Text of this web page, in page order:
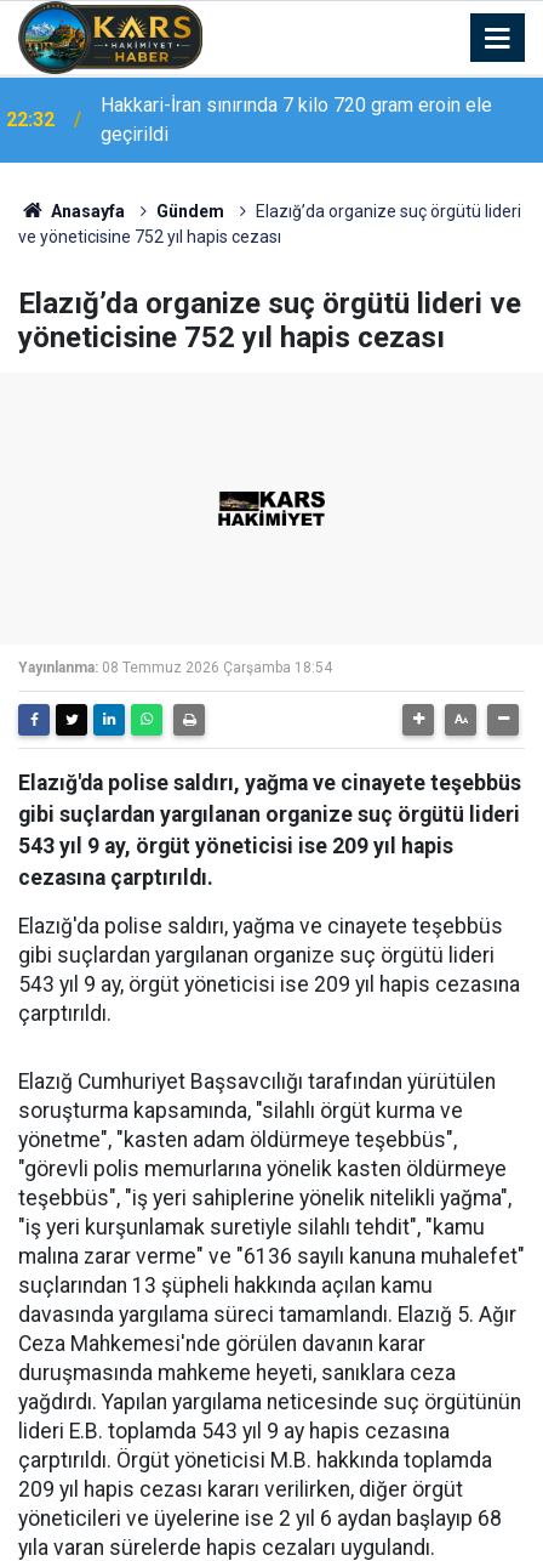
22:32
Hakkari-İran sınırında 7 kilo 720 gram eroin ele
geçirildi
21:02
Erzurum Adliyesi’nde yangın: 2 kişi dumandan
etkilendi
Anasayfa Gündem
Elazığ’da organize suç örgütü lideri
ve yöneticisine 752 yıl hapis cezası
Elazığ’da organize suç örgütü lideri ve
yöneticisine 752 yıl hapis cezası
Yayınlanma: 08 Temmuz 2026 Çarşamba 18:54
Elazığ'da polise saldırı, yağma ve cinayete teşebbüs
gibi suçlardan yargılanan organize suç örgütü lideri
543 yıl 9 ay, örgüt yöneticisi ise 209 yıl hapis
cezasına çarptırıldı.
Elazığ'da polise saldırı, yağma ve cinayete teşebbüs
gibi suçlardan yargılanan organize suç örgütü lideri
543 yıl 9 ay, örgüt yöneticisi ise 209 yıl hapis cezasına
çarptırıldı.
Elazığ Cumhuriyet Başsavcılığı tarafından yürütülen
soruşturma kapsamında, "silahlı örgüt kurma ve
yönetme", "kasten adam öldürmeye teşebbüs",
"görevli polis memurlarına yönelik kasten öldürmeye
teşebbüs", "iş yeri sahiplerine yönelik nitelikli yağma",
"iş yeri kurşunlamak suretiyle silahlı tehdit", "kamu
malına zarar verme" ve "6136 sayılı kanuna muhalefet"
suçlarından 13 şüpheli hakkında açılan kamu
davasında yargılama süreci tamamlandı. Elazığ 5. Ağır
Ceza Mahkemesi'nde görülen davanın karar
duruşmasında mahkeme heyeti, sanıklara ceza
yağdırdı. Yapılan yargılama neticesinde suç örgütünün
lideri E.B. toplamda 543 yıl 9 ay hapis cezasına
çarptırıldı. Örgüt yöneticisi M.B. hakkında toplamda
209 yıl hapis cezası kararı verilirken, diğer örgüt
yöneticileri ve üyelerine ise 2 yıl 6 aydan başlayıp 68
yıla varan sürelerde hapis cezaları uygulandı.